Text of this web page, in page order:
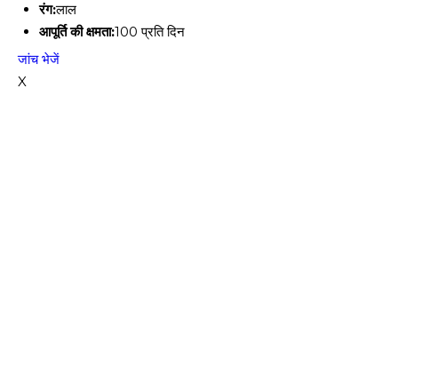
रंग:लाल
आपूर्ति की क्षमता:100 प्रति दिन
जांच भेजें
X